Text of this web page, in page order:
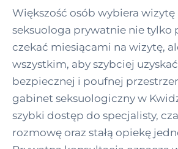
Większość osób wybiera wizytę
seksuologa prywatnie nie tylko
czekać miesiącami na wizytę,
wszystkim, aby szybciej
bezpiecznej i poufnej
gabinet seksuologiczny w
szybki dostęp do specjalisty,
rozmowę oraz stałą opiekę